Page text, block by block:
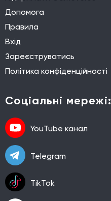
Допомога
Правила
Вхід
Зареєструватись
Політика конфіденційності
Соціальні мережі:
YouTube канал
Telegram
TikTok